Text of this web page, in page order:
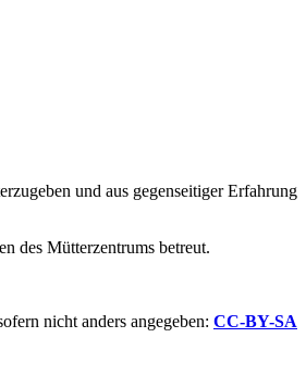
und aus gegenseitiger Erfahrung
des Mütterzentrums betreut.
nicht anders angegeben: CC-BY-SA